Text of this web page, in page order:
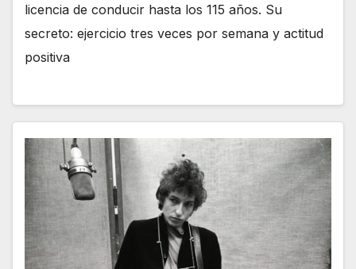
licencia de conducir hasta los 115 años. Su
secreto: ejercicio tres veces por semana y actitud
positiva